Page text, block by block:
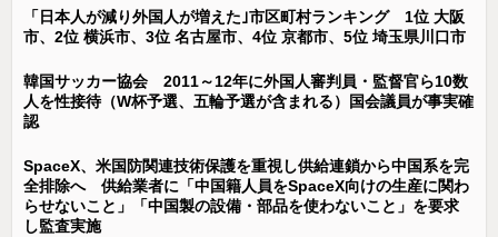
「日本人が減り外国人が増えた｣市区町村ランキング 1位 大阪
市、2位 横浜市、3位 名古屋市、4位 京都市、5位 埼玉県川口市
韓国サッカー協会 2011～12年に外国人審判員・監督官ら10数
人を性接待（W杯予選、五輪予選が含まれる）国会議員が事実確
認
SpaceX、米国防関連技術保護を重視し供給連鎖から中国系を完
全排除へ 供給業者に「中国籍人員をSpaceX向けの生産に関わ
らせないこと」「中国製の設備・部品を使わないこと」を要求
し監査実施